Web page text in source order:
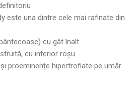
este una dintre cele mai rafinate din
cu gât înalt
cu interior roșu
proeminențe hipertrofiate pe umăr